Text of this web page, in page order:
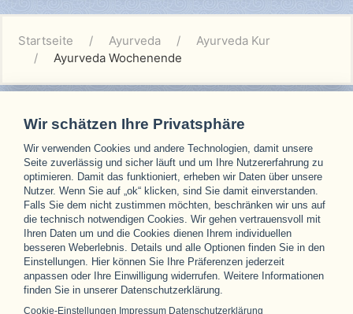
Startseite Ayurveda
Ayurveda Kur
Ayurveda Wochenende
Unsere Partner
Wir schätzen Ihre Privatsphäre
Wir verwenden Cookies und andere Technologien, damit unsere
Seite zuverlässig und sicher läuft und um Ihre Nutzererfahrung zu
optimieren. Damit das funktioniert, erheben wir Daten über unsere
Nutzer. Wenn Sie auf „ok“ klicken, sind Sie damit einverstanden.
Falls Sie dem nicht zustimmen möchten, beschränken wir uns auf
die technisch notwendigen Cookies. Wir gehen vertrauensvoll mit
Ihren Daten um und die Cookies dienen Ihrem individuellen
besseren Weberlebnis. Details und alle Optionen finden Sie in den
Einstellungen. Hier können Sie Ihre Präferenzen jederzeit
anpassen oder Ihre Einwilligung widerrufen. Weitere Informationen
finden Sie in unserer Datenschutzerklärung.
Cookie-Einstellungen Impressum Datenschutzerklärung